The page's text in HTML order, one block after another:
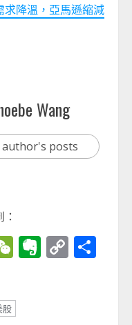
求降溫，亞馬遜縮減
Wang
author's posts
WeChat
Evernote
Copy
股